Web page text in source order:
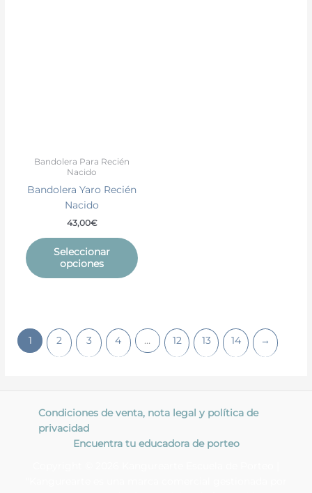
Bandolera Para Recién
Nacido
Bandolera Yaro Recién
Nacido
43,00€
Seleccionar
opciones
1 2 3 4 … 12 13 14 →
Condiciones de venta, nota legal y política de
privacidad
Encuentra tu educadora de porteo